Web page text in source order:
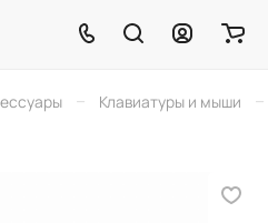
– Клавиатуры и мыши –